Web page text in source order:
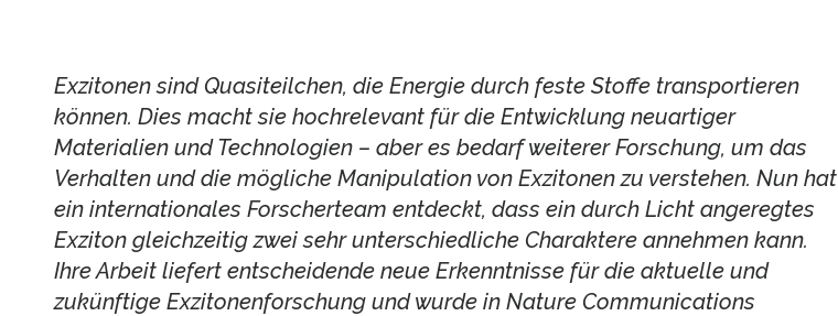
Exzitonen sind Quasiteilchen, die Energie durch feste Stoffe transportieren
können. Dies macht sie hochrelevant für die Entwicklung neuartiger
Materialien und Technologien – aber es bedarf weiterer Forschung, um das
Verhalten und die mögliche Manipulation von Exzitonen zu verstehen. Nun hat
ein internationales Forscherteam entdeckt, dass ein durch Licht angeregtes
Exziton gleichzeitig zwei sehr unterschiedliche Charaktere annehmen kann.
Ihre Arbeit liefert entscheidende neue Erkenntnisse für die aktuelle und
zukünftige Exzitonenforschung und wurde in Nature Communications